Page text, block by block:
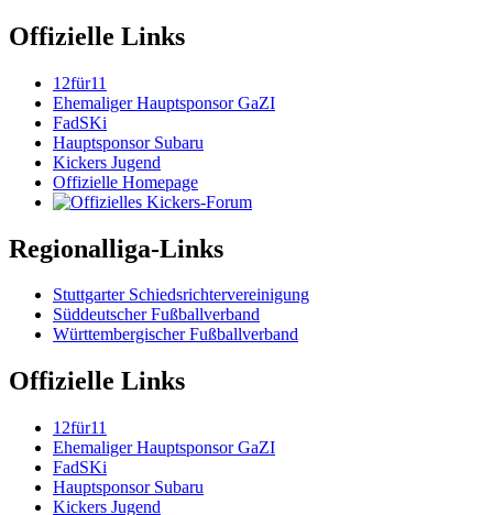
Offizielle Links
12für11
Ehemaliger Hauptsponsor GaZI
FadSKi
Hauptsponsor Subaru
Kickers Jugend
Offizielle Homepage
Regionalliga-Links
Stuttgarter Schiedsrichtervereinigung
Süddeutscher Fußballverband
Württembergischer Fußballverband
Offizielle Links
12für11
Ehemaliger Hauptsponsor GaZI
FadSKi
Hauptsponsor Subaru
Kickers Jugend